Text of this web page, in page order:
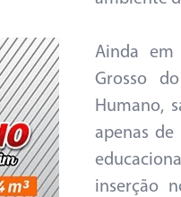
Ainda em
Grosso
Humano,
apenas
inserção